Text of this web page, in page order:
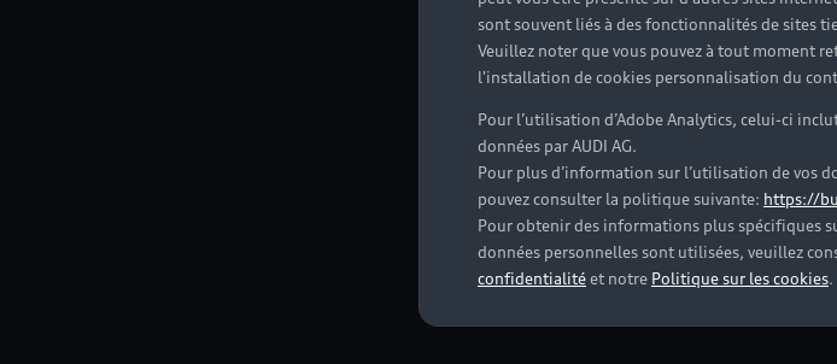
sont souvent liés à des fonctionnalités de sites
Veuillez noter que vous pouvez à tout moment
l'installation de cookies personnalisation du
Pour l’utilisation d’Adobe Analytics, celui-ci
données par AUDI AG.
Pour plus d’information sur l’utilisation de vos
pouvez consulter la politique suivante: https://
Pour obtenir des informations plus spécifiques
données personnelles sont utilisées, veuillez
confidentialitéet notre Politique sur les cookies.